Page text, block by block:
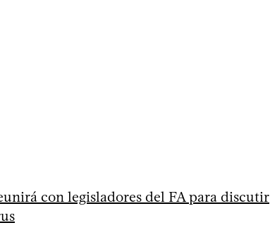
con legisladores del FA para discutir